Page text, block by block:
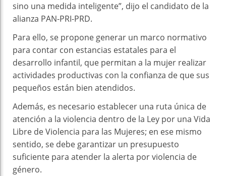
sino una medida inteligente”, dijo el candidato de la
alianza PAN-PRI-PRD.
Para ello, se propone generar un marco normativo
para contar con estancias estatales para el
desarrollo infantil, que permitan a la mujer realizar
actividades productivas con la confianza de que sus
pequeños están bien atendidos.
Además, es necesario establecer una ruta única de
atención a la violencia dentro de la Ley por una Vida
Libre de Violencia para las Mujeres; en ese mismo
sentido, se debe garantizar un presupuesto
suficiente para atender la alerta por violencia de
género.